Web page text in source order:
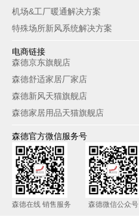
机场&工厂暖通解决方案
特殊场所新风系统解决方案
电商链接
森德京东旗舰店
森德舒适家居厂家店
森德新风天猫旗舰店
森德家居用品天猫旗舰店
森德官方微信服务号
森德在线 销售服务 森德微信公众号